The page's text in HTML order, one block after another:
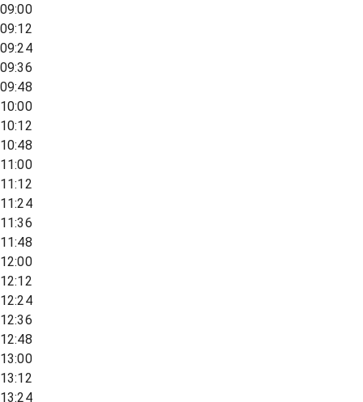
09:00
09:12
09:24
09:36
09:48
10:00
10:12
10:48
11:00
11:12
11:24
11:36
11:48
12:00
12:12
12:24
12:36
12:48
13:00
13:12
13:24